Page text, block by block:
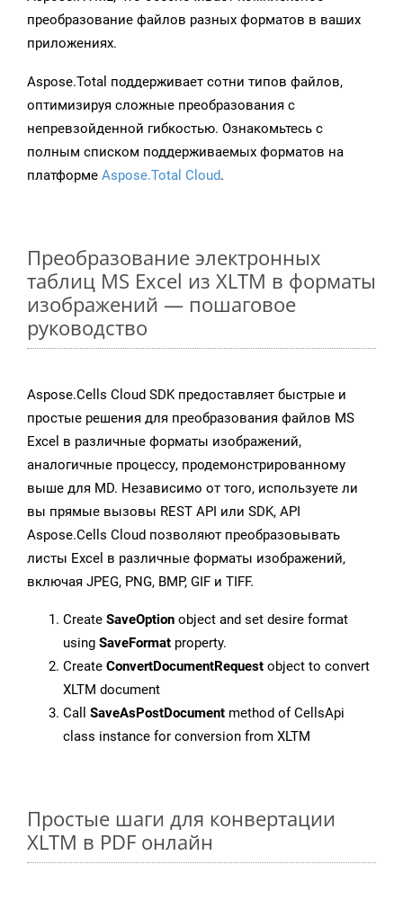
преобразование файлов разных форматов в ваших
приложениях.
Aspose.Total поддерживает сотни типов файлов,
оптимизируя сложные преобразования с
непревзойденной гибкостью. Ознакомьтесь с
полным списком поддерживаемых форматов на
платформе Aspose.Total Cloud.
Преобразование электронных
таблиц MS Excel из XLTM в форматы
изображений — пошаговое
руководство
Aspose.Cells Cloud SDK предоставляет быстрые и
простые решения для преобразования файлов MS
Excel в различные форматы изображений,
аналогичные процессу, продемонстрированному
выше для MD. Независимо от того, используете ли
вы прямые вызовы REST API или SDK, API
Aspose.Cells Cloud позволяют преобразовывать
листы Excel в различные форматы изображений,
включая JPEG, PNG, BMP, GIF и TIFF.
Create SaveOption object and set desire format
using SaveFormat property.
Create ConvertDocumentRequest object to convert
XLTM document
Call SaveAsPostDocument method of CellsApi
class instance for conversion from XLTM
Простые шаги для конвертации
XLTM в PDF онлайн